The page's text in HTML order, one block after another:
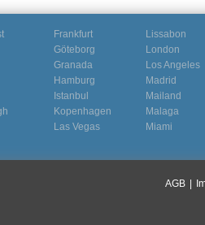
Frankfurt
Göteborg
Granada
Hamburg
Istanbul
Kopenhagen
Las Vegas
Lissabon
London
Los Angeles
Madrid
Mailand
Malaga
Miami
AGB |